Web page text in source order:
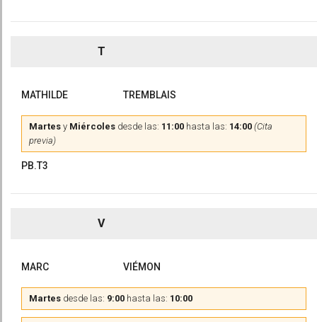
T
MATHILDE TREMBLAIS
Martes y Miércoles desde las: 11:00 hasta las: 14:00 (Cita
previa)
PB.T3
V
MARC VIÉMON
Martes desde las: 9:00 hasta las: 10:00